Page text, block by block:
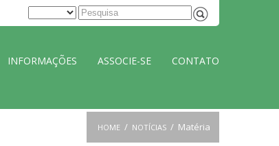
INFORMAÇÕES ASSOCIE-SE CONTATO
HOME / NOTÍCIAS / Matéria